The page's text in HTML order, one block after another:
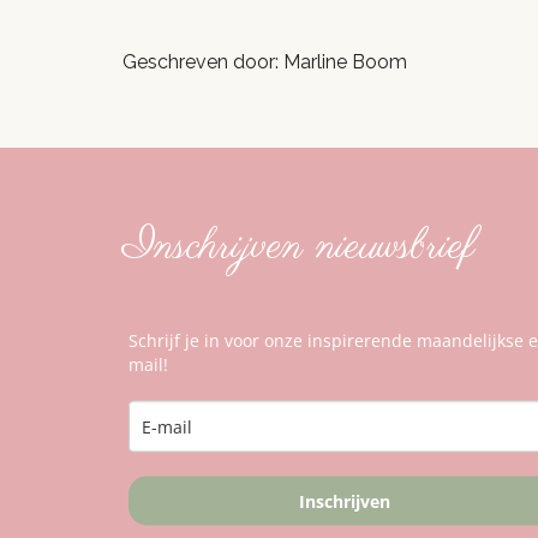
Geschreven door: Marline Boom
Inschrijven nieuwsbrief
Schrijf je in voor onze inspirerende maandelijkse
mail!
Inschrijven